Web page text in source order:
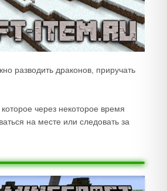
разводить драконов, приручать
через некоторое время
на месте или следовать за